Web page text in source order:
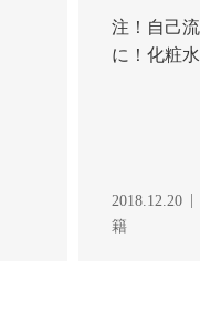
注！自己
に！化粧
2018.12.20
籍